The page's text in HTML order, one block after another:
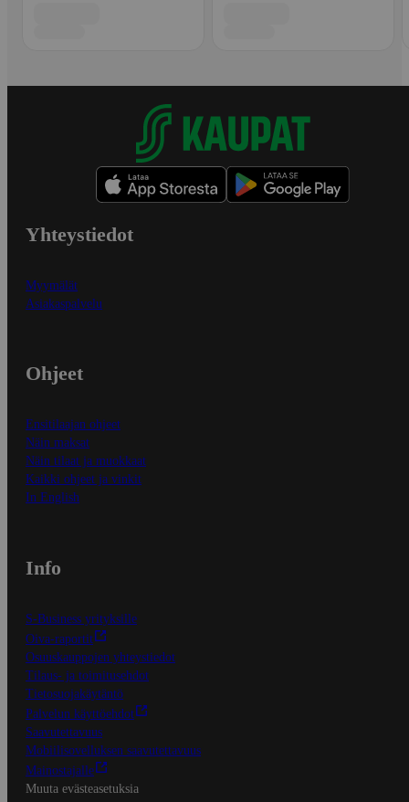
Yhteystiedot
Myymälät
Asiakaspalvelu
Ohjeet
Ensitilaajan ohjeet
Näin maksat
Näin tilaat ja muokkaat
Kaikki ohjeet ja vinkit
In English
Info
S-Business yrityksille
Oiva-raportit
Osuuskauppojen yhteystiedot
Tilaus- ja toimitusehdot
Tietosuojakäytäntö
Palvelun käyttöehdot
Saavutettavuus
Mobiilisovelluksen saavutettavuus
Mainostajalle
Muuta evästeasetuksia